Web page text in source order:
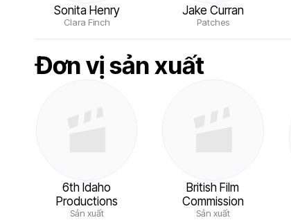
Sonita Henry
Clara Finch
Jake Curran
Patches
Đơn vị sản xuất
6th Idaho
Productions
Sản xuất
British Film
Commission
Sản xuất